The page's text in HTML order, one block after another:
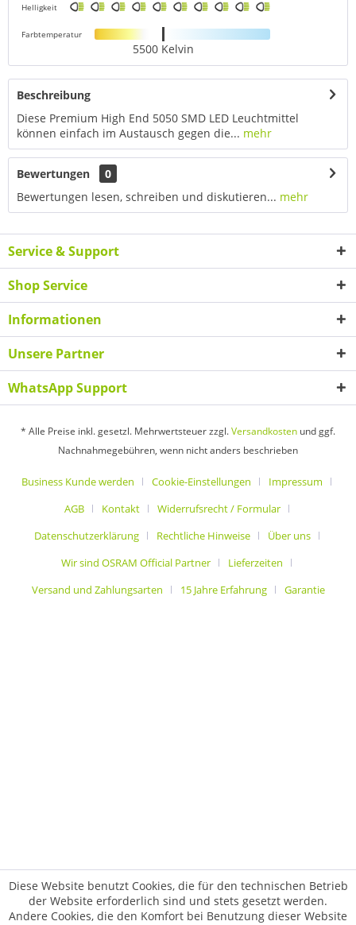
Helligkeit
Farbtemperatur
5500 Kelvin
Beschreibung
Diese Premium High End 5050 SMD LED Leuchtmittel
können einfach im Austausch gegen die... mehr
Bewertungen
0
Bewertungen lesen, schreiben und diskutieren... mehr
Service & Support
Shop Service
Informationen
Unsere Partner
WhatsApp Support
* Alle Preise inkl. gesetzl. Mehrwertsteuer zzgl.Versandkosten und ggf.
Nachnahmegebühren, wenn nicht anders beschrieben
Business Kunde werden Cookie-Einstellungen
Impressum
AGB
Kontakt
Widerrufsrecht / Formular
Datenschutzerklärung
Rechtliche Hinweise
Über uns
Wir sind OSRAM Official Partner
Lieferzeiten
Versand und Zahlungsarten
15 Jahre Erfahrung Garantie
Diese Website benutzt Cookies, die für den technischen Betrieb
der Website erforderlich sind und stets gesetzt werden.
Andere Cookies, die den Komfort bei Benutzung dieser Website